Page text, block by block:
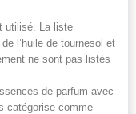
utilisé. La liste
l’huile de tournesol et
ne sont pas listés
de parfum avec
catégorise comme